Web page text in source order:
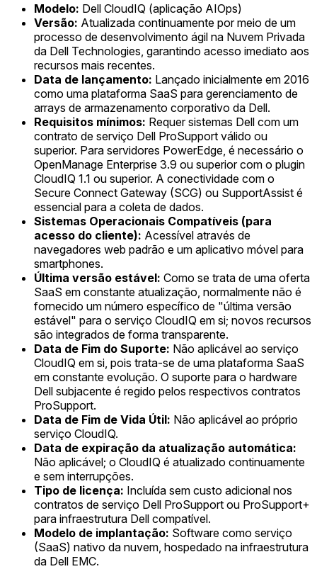
Modelo: Dell CloudIQ (aplicação AIOps)
Versão: Atualizada continuamente por meio de um
processo de desenvolvimento ágil na Nuvem Privada
da Dell Technologies, garantindo acesso imediato aos
recursos mais recentes.
Data de lançamento: Lançado inicialmente em 2016
como uma plataforma SaaS para gerenciamento de
arrays de armazenamento corporativo da Dell.
Requisitos mínimos: Requer sistemas Dell com um
contrato de serviço Dell ProSupport válido ou
superior. Para servidores PowerEdge, é necessário o
OpenManage Enterprise 3.9 ou superior com o plugin
CloudIQ 1.1 ou superior. A conectividade com o
Secure Connect Gateway (SCG) ou SupportAssist é
essencial para a coleta de dados.
Sistemas Operacionais Compatíveis (para
acesso do cliente): Acessível através de
navegadores web padrão e um aplicativo móvel para
smartphones.
Última versão estável: Como se trata de uma oferta
SaaS em constante atualização, normalmente não é
fornecido um número específico de "última versão
estável" para o serviço CloudIQ em si; novos recursos
são integrados de forma transparente.
Data de Fim do Suporte: Não aplicável ao serviço
CloudIQ em si, pois trata-se de uma plataforma SaaS
em constante evolução. O suporte para o hardware
Dell subjacente é regido pelos respectivos contratos
ProSupport.
Data de Fim de Vida Útil: Não aplicável ao próprio
serviço CloudIQ.
Data de expiração da atualização automática:
Não aplicável; o CloudIQ é atualizado continuamente
e sem interrupções.
Tipo de licença: Incluída sem custo adicional nos
contratos de serviço Dell ProSupport ou ProSupport+
para infraestrutura Dell compatível.
Modelo de implantação: Software como serviço
(SaaS) nativo da nuvem, hospedado na infraestrutura
da Dell EMC.